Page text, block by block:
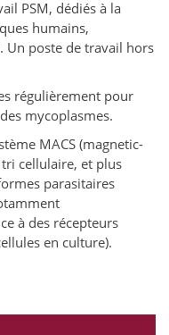
PSM, dédiés à la
humains,
Un poste de travail hors
régulièrement pour
mycoplasmes.
MACS (magnetic-
cellulaire, et plus
parasitaires
à des récepteurs
en culture).